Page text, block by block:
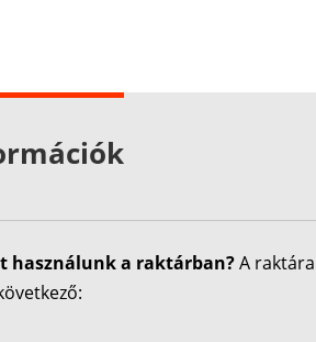
használunk a raktárban?A